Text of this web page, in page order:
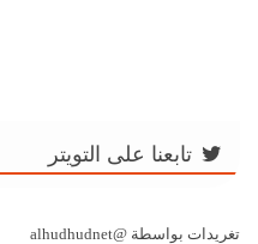
تابعنا على التويتر
تغريدات بواسطة @alhudhudnet